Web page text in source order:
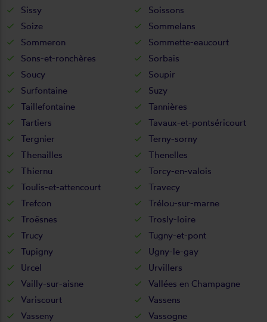
Sissy
Soissons
Soize
Sommelans
Sommeron
Sommette-eaucourt
Sons-et-ronchères
Sorbais
Soucy
Soupir
Surfontaine
Suzy
Taillefontaine
Tannières
Tartiers
Tavaux-et-pontséricourt
Tergnier
Terny-sorny
Thenailles
Thenelles
Thiernu
Torcy-en-valois
Toulis-et-attencourt
Travecy
Trefcon
Trélou-sur-marne
Troësnes
Trosly-loire
Trucy
Tugny-et-pont
Tupigny
Ugny-le-gay
Urcel
Urvillers
Vailly-sur-aisne
Vallées en Champagne
Variscourt
Vassens
Vasseny
Vassogne